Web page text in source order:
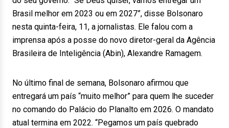
Brasil melhor em 2023 ou em 2027”, disse Bolsonaro
nesta quinta-feira, 11, a jornalistas. Ele falou com a
imprensa após a posse do novo diretor-geral da Agência
Brasileira de Inteligência (Abin), Alexandre Ramagem.
No último final de semana, Bolsonaro afirmou que
entregará um país “muito melhor” para quem lhe suceder
no comando do Palácio do Planalto em 2026. O mandato
atual termina em 2022. “Pegamos um país quebrado